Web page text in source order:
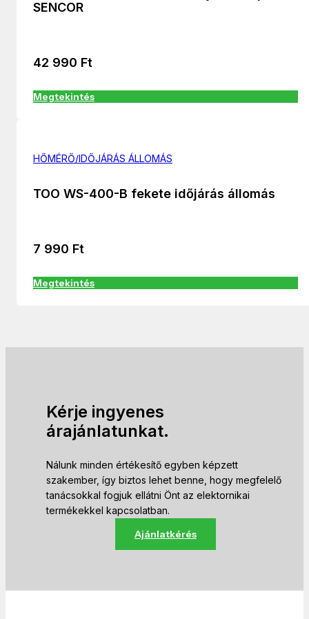
SENCOR
42 990 Ft
Megtekintés
HŐMÉRŐ/IDŐJÁRÁS ÁLLOMÁS
TOO WS-400-B fekete időjárás állomás
7 990 Ft
Megtekintés
Kérje ingyenes
árajánlatunkat.
Nálunk minden értékesítő egyben képzett
szakember, így biztos lehet benne, hogy megfelelő
tanácsokkal fogjuk ellátni Önt az elektornikai
termékekkel kapcsolatban.
Ajánlatkérés